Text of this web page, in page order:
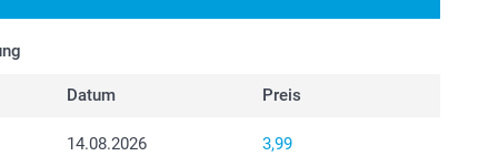
Datum Preis
14.08.2026 3,99